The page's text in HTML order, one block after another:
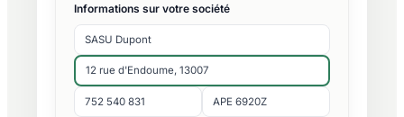
Informations sur votre société
SASU Dupont
12 rue d'Endoume, 13007
752 540 831 APE 6920Z